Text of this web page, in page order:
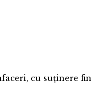
cu suținere